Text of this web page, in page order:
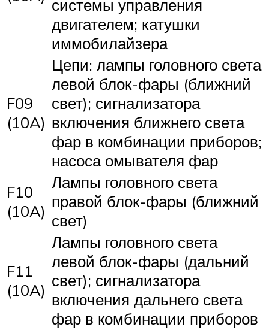
системы управления
двигателем; катушки
иммобилайзера
F09
(10A)
Цепи: лампы головного света
левой блок-фары (ближний
свет); сигнализатора
включения ближнего света
фар в комбинации приборов;
насоса омывателя фар
F10
(10A)
Лампы головного света
правой блок-фары (ближний
свет)
F11
(10A)
Лампы головного света
левой блок-фары (дальний
свет); сигнализатора
включения дальнего света
фар в комбинации приборов